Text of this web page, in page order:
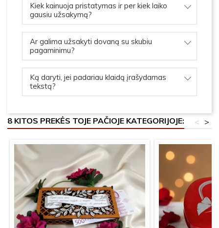
Kiek kainuoja pristatymas ir per kiek laiko
gausiu užsakymą?
Ar galima užsakyti dovaną su skubiu
pagaminimu?
Ką daryti, jei padariau klaidą įrašydamas
tekstą?
8 KITOS PREKĖS TOJE PAČIOJE KATEGORIJOJE: >
<